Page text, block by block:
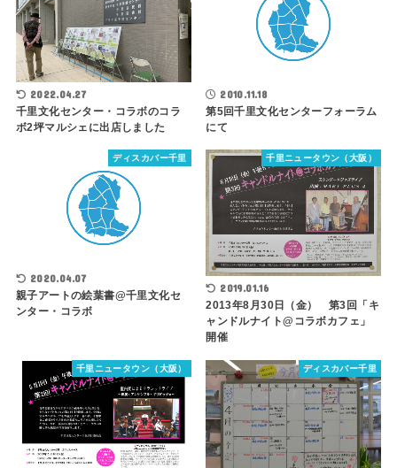
2022.04.27
千里文化センター・コラボのコラ
ボ2坪マルシェに出店しました
2010.11.18
第5回千里文化センターフォーラム
にて
ディスカバー千里
2020.04.07
親子アートの絵葉書@千里文化セ
ンター・コラボ
千里ニュータウン（大阪）
2019.01.16
2013年8月30日（金） 第3回「キ
ャンドルナイト@コラボカフェ」
開催
千里ニュータウン（大阪） ディスカバー千里